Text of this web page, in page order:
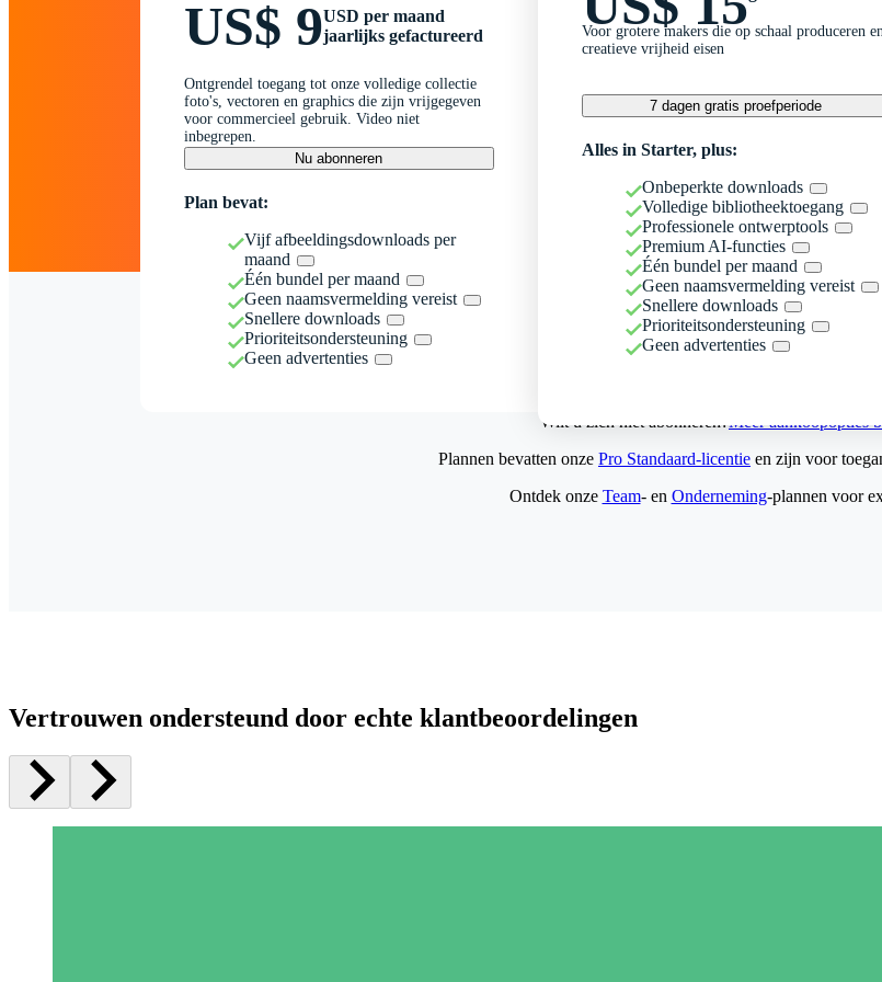
US$ 9USD per maand
jaarlijks gefactureerd
Ontgrendel toegang tot onze volledige collectie
foto's, vectoren en graphics die zijn vrijgegeven
voor commercieel gebruik. Video niet
inbegrepen.
Nu abonneren
Plan bevat:
Vijf afbeeldingsdownloads per
maand
Één bundel per maand
Geen naamsvermelding vereist
Snellere downloads
Prioriteitsondersteuning
Geen advertenties
Voor grotere makers die op schaal produceren en
creatieve vrijheid eisen
7 dagen gratis proefperiode
Alles in Starter, plus:
Onbeperkte downloads
Volledige bibliotheektoegang
Professionele ontwerptools
Premium AI-functies
Één bundel per maand
Geen naamsvermelding vereist
Snellere downloads
Prioriteitsondersteuning
Geen advertenties
Wilt u zich niet abonneren?Meer aankoopopties
Plannen bevatten onze Pro Standaard-licentie en zijn voor
Ontdek onze Team- en Onderneming-plannen voor
Vertrouwen ondersteund door echte klantbeoordelingen